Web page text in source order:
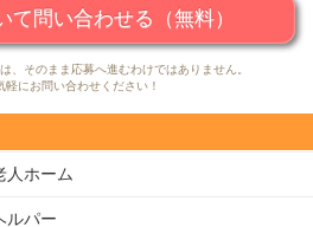
ろいろなパブリックスペースを完
利用者は自由にお好きな場所で快
ています。
て問い合わせる（無料）
、そのまま応募へ進むわけではありません。
軽にお問い合わせください！
人ホーム
ルパー